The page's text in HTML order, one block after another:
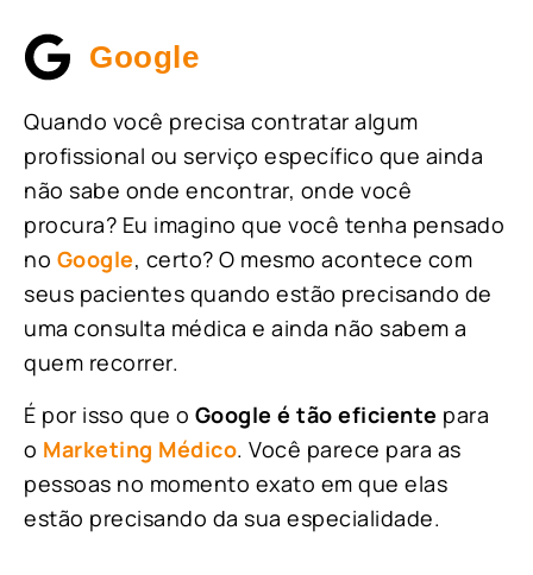
Google
Quando você precisa contratar algum
profissional ou serviço específico que ainda
não sabe onde encontrar, onde você
procura? Eu imagino que você tenha pensado
no Google, certo? O mesmo acontece com
seus pacientes quando estão precisando de
uma consulta médica e ainda não sabem a
quem recorrer.
É por isso que o Google é tão eficiente para
o Marketing Médico. Você parece para as
pessoas no momento exato em que elas
estão precisando da sua especialidade.